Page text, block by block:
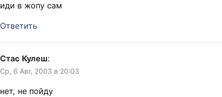
иди в жопу сам
Ответить
Стас Кулеш:
Ср, 6 Авг, 2003 в 20:03
нет, не пойду